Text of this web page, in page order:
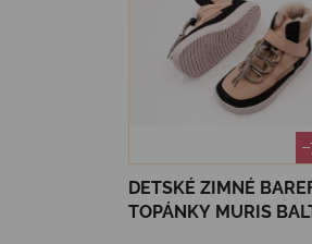
DETSKÉ ZIMNÉ
TOPÁNKY MURIS